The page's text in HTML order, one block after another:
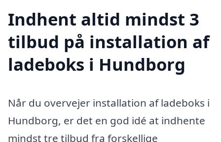
Indhent altid mindst 3
tilbud på installation af
ladeboks i Hundborg
Når du overvejer installation af ladeboks i
Hundborg, er det en god idé at indhente
mindst tre tilbud fra forskellige